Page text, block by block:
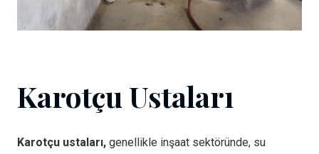
Karotçu Ustaları
Karotçu ustaları, genellikle inşaat sektöründe, su